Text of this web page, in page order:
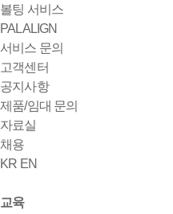
볼팅 서비스
PALALIGN
서비스 문의
고객센터
공지사항
제품/임대 문의
자료실
채용
KR EN
교육